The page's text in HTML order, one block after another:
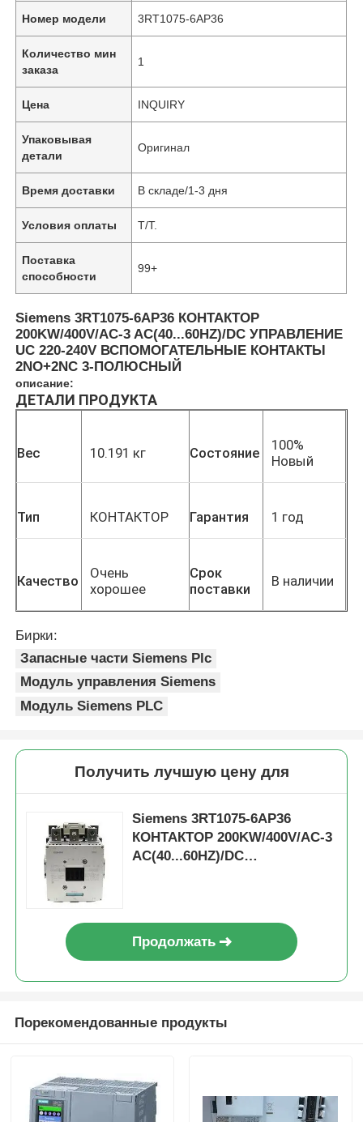
О нас
Номер модели 3RT1075-6AP36
Количество мин
заказа
1
Цена INQUIRY
Упаковывая
детали
Оригинал
Время доставки В складе/1-3 дня
Условия оплаты T/T.
Поставка
способности
99+
Siemens 3RT1075-6AP36 КОНТАКТОР
200KW/400V/AC-3 AC(40...60HZ)/DC УПРАВЛЕНИЕ
UC 220-240V ВСПОМОГАТЕЛЬНЫЕ КОНТАКТЫ
2NO+2NC 3-ПОЛЮСНЫЙ
описание:
ДЕТАЛИ ПРОДУКТА
Вес 10.191 кг Состояние
100%
Новый
Тип КОНТАКТОР Гарантия 1 год
Качество
Очень
хорошее
Срок
поставки
В наличии
Бирки:
Запасные части Siemens Plc
Модуль управления Siemens
Модуль Siemens PLC
Получить лучшую цену для
Siemens 3RT1075-6AP36
КОНТАКТОР 200KW/400V/AC-3
AC(40...60HZ)/DC
Продолжать
Порекомендованные продукты